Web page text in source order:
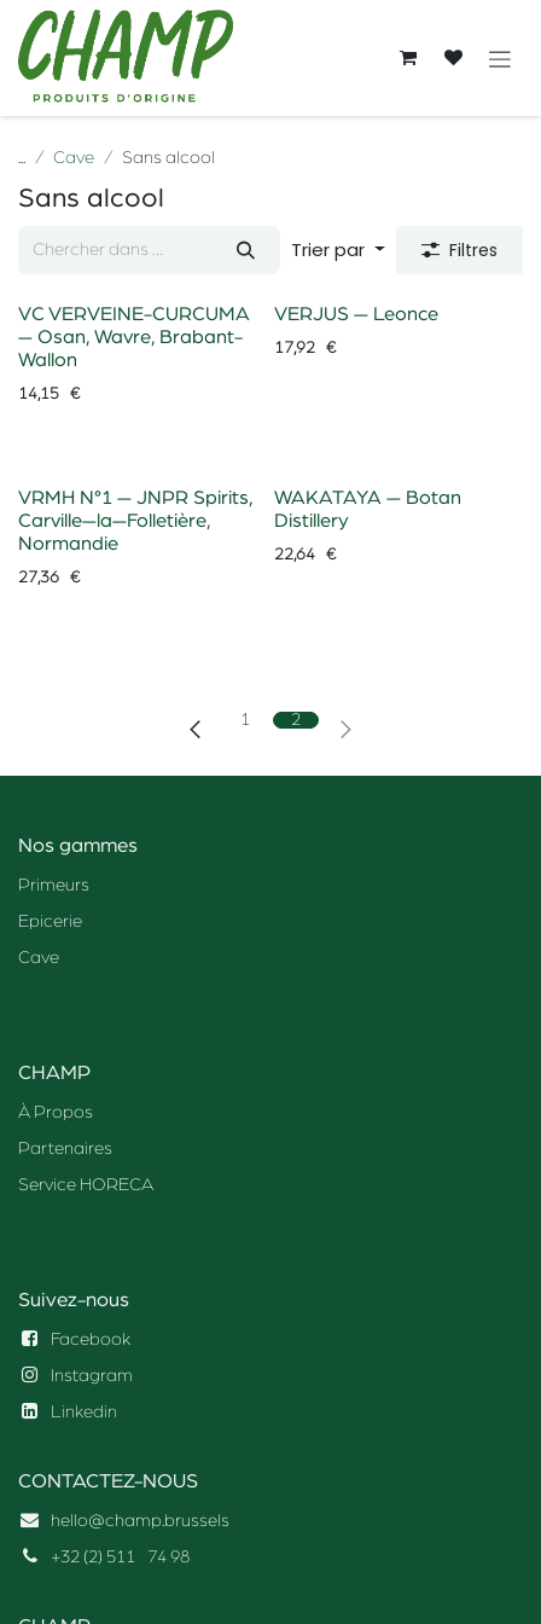
Se rendre au contenu
... Cave Sans alcool
Sans alcool
Trier par Filtres
VC VERVEINE-CURCUMA
— Osan, Wavre, Brabant-
Wallon
14,15 €
VERJUS — Leonce
17,92€
VRMH N°1 — JNPR Spirits,
Carville—la—Folletière,
Normandie
27,36 €
WAKATAYA — Botan
Distillery
22,64€
1 2
Nos gammes
Primeurs
Epicerie
Cave
CHAMP
À Propos
Partenaires
Service HORECA
Suivez-nous
Facebook
Instagram
Linkedin
CONTACTEZ-NOUS
hello@champ.brussels
+32 (2) 511 74 98